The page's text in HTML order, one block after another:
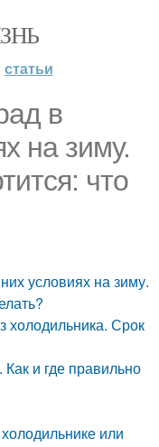
статьи
в
на зиму.
что
условиях на зиму.
холодильника. Срок
и где правильно
или